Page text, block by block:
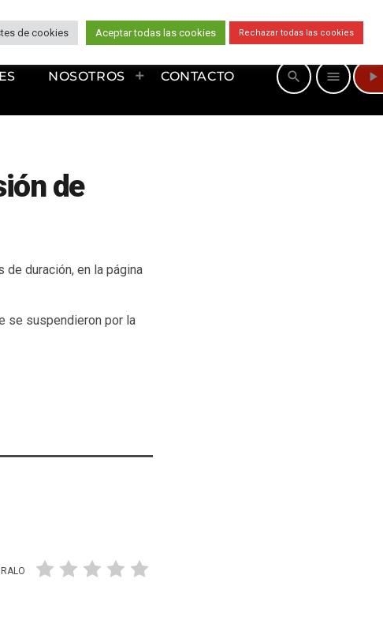
NOSOTROS CONTACTO search menu play_arrow
de
duración, en la página
se suspendieron por la
de cookies Aceptar todas las cookies Rechazar todas las cookies